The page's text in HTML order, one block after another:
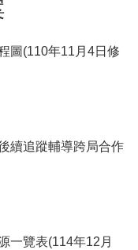
圖(110年11月4日修
續追蹤輔導跨局合作
一覽表(114年12月